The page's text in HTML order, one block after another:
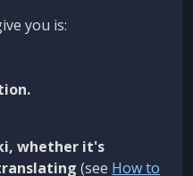
you is:
whether it's
(see How to